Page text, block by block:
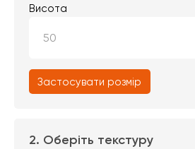
Висота
Застосувати розмір
2. Оберіть текстуру